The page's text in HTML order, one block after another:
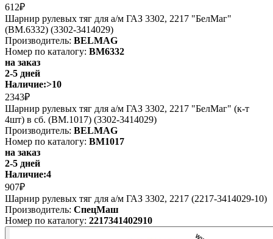
612₽
Шарнир рулевых тяг для а/м ГАЗ 3302, 2217 "БелМаг"
(BM.6332) (3302-3414029)
Производитель: BELMAG
Номер по каталогу: BM6332
на заказ
2-5 дней
Наличие:>10
2343₽
Шарнир рулевых тяг для а/м ГАЗ 3302, 2217 "БелМаг" (к-т
4шт) в сб. (BM.1017) (3302-3414029)
Производитель: BELMAG
Номер по каталогу: BM1017
на заказ
2-5 дней
Наличие:4
907₽
Шарнир рулевых тяг для а/м ГАЗ 3302, 2217 (2217-3414029-10)
Производитель: СпецМаш
Номер по каталогу: 2217341402910